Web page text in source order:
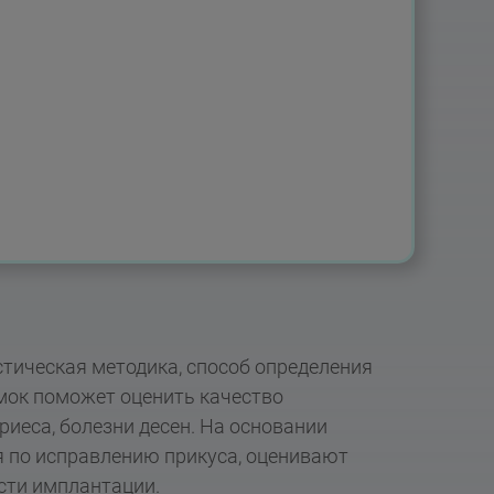
методика, способ определения
поможет оценить качество
болезни десен. На основании
исправлению прикуса, оценивают
имплантации.